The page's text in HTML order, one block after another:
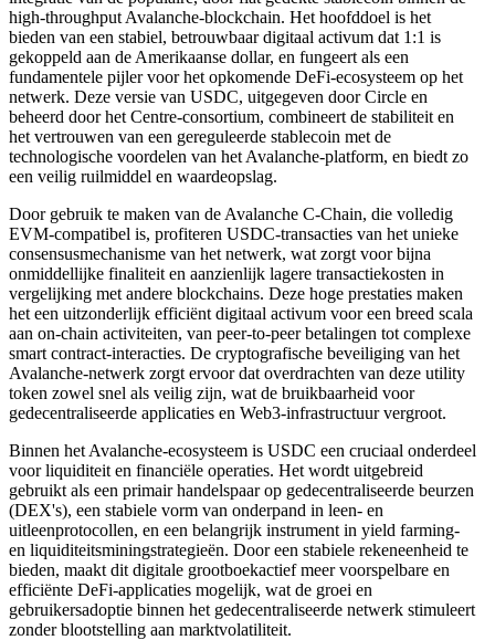
high-throughput Avalanche-blockchain. Het hoofddoel is het
bieden van een stabiel, betrouwbaar digitaal activum dat 1:1 is
gekoppeld aan de Amerikaanse dollar, en fungeert als een
fundamentele pijler voor het opkomende DeFi-ecosysteem op het
netwerk. Deze versie van USDC, uitgegeven door Circle en
beheerd door het Centre-consortium, combineert de stabiliteit en
het vertrouwen van een gereguleerde stablecoin met de
technologische voordelen van het Avalanche-platform, en biedt zo
een veilig ruilmiddel en waardeopslag.
Door gebruik te maken van de Avalanche C-Chain, die volledig
EVM-compatibel is, profiteren USDC-transacties van het unieke
consensusmechanisme van het netwerk, wat zorgt voor bijna
onmiddellijke finaliteit en aanzienlijk lagere transactiekosten in
vergelijking met andere blockchains. Deze hoge prestaties maken
het een uitzonderlijk efficiënt digitaal activum voor een breed scala
aan on-chain activiteiten, van peer-to-peer betalingen tot complexe
smart contract-interacties. De cryptografische beveiliging van het
Avalanche-netwerk zorgt ervoor dat overdrachten van deze utility
token zowel snel als veilig zijn, wat de bruikbaarheid voor
gedecentraliseerde applicaties en Web3-infrastructuur vergroot.
Binnen het Avalanche-ecosysteem is USDC een cruciaal onderdeel
voor liquiditeit en financiële operaties. Het wordt uitgebreid
gebruikt als een primair handelspaar op gedecentraliseerde beurzen
(DEX's), een stabiele vorm van onderpand in leen- en
uitleenprotocollen, en een belangrijk instrument in yield farming-
en liquiditeitsminingstrategieën. Door een stabiele rekeneenheid te
bieden, maakt dit digitale grootboekactief meer voorspelbare en
efficiënte DeFi-applicaties mogelijk, wat de groei en
gebruikersadoptie binnen het gedecentraliseerde netwerk stimuleert
zonder blootstelling aan marktvolatiliteit.